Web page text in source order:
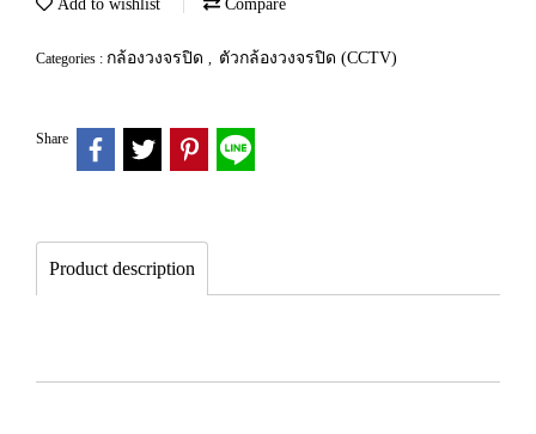
Add to wishlist Compare
Categories : กล้องวงจรปิด , ตัวกล้องวงจรปิด (CCTV)
Share
Product description